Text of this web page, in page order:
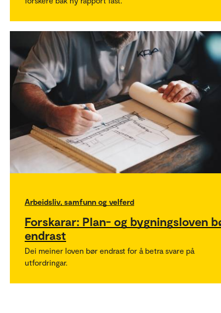
Arbeidsliv, samfunn og velferd
Forskarar: Plan- og bygningsloven
endrast
Dei meiner loven bør endrast for å betra svare på
utfordringar.